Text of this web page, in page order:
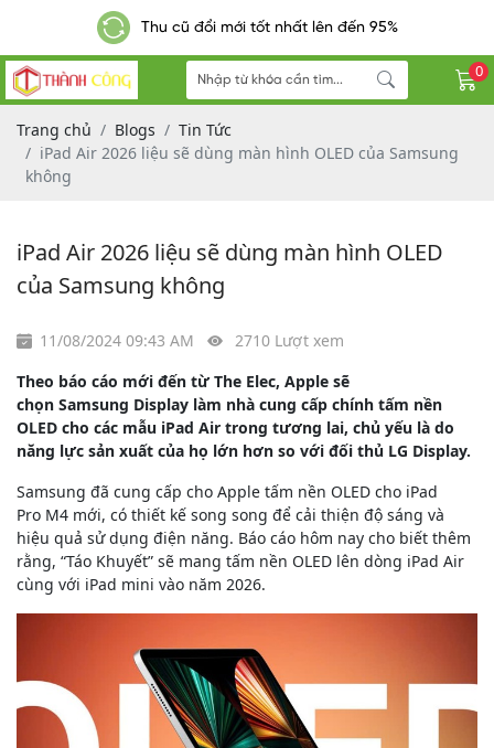
Thu cũ đổi mới tốt nhất lên đến 95%
0
Trang chủ Blogs
Tin Tức
iPad Air 2026 liệu sẽ dùng màn hình OLED của Samsung
không
iPad Air 2026 liệu sẽ dùng màn hình OLED
của Samsung không
11/08/2024 09:43 AM
2710 Lượt xem
Theo báo cáo mới đến từ The Elec, Apple sẽ
chọn Samsung Display làm nhà cung cấp chính tấm nền
OLED cho các mẫu iPad Air trong tương lai, chủ yếu là do
năng lực sản xuất của họ lớn hơn so với đối thủ LG Display.
Samsung đã cung cấp cho Apple tấm nền OLED cho iPad
Pro M4 mới, có thiết kế song song để cải thiện độ sáng và
hiệu quả sử dụng điện năng. Báo cáo hôm nay cho biết thêm
rằng, “Táo Khuyết” sẽ mang tấm nền OLED lên dòng iPad Air‌
cùng với ‌iPad mini ‌vào năm 2026.